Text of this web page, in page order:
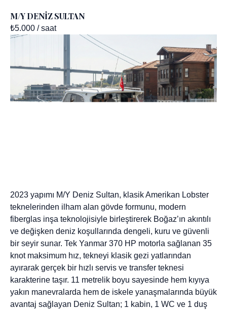
M/Y DENİZ SULTAN
₺5.000 / saat
2023 yapımı M/Y Deniz Sultan, klasik Amerikan Lobster
teknelerinden ilham alan gövde formunu, modern
fiberglas inşa teknolojisiyle birleştirerek Boğaz’ın akıntılı
ve değişken deniz koşullarında dengeli, kuru ve güvenli
bir seyir sunar. Tek Yanmar 370 HP motorla sağlanan 35
knot maksimum hız, tekneyi klasik gezi yatlarından
ayırarak gerçek bir hızlı servis ve transfer teknesi
karakterine taşır. 11 metrelik boyu sayesinde hem kıyıya
yakın manevralarda hem de iskele yanaşmalarında büyük
avantaj sağlayan Deniz Sultan; 1 kabin, 1 WC ve 1 duş